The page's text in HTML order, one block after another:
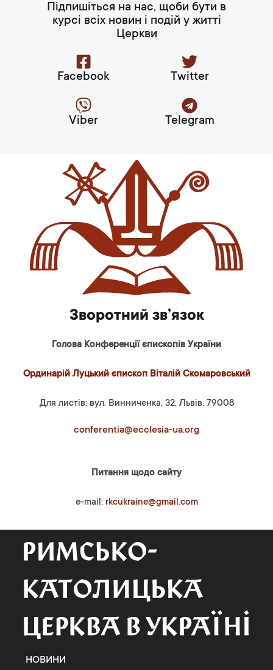
Підпишіться на нас, щоби бути в
курсі всіх новин і подій у житті
Церкви
Facebook Twitter
Viber Telegram
Зворотний зв’язок
Голова Конференції єпископів України
Ординарій Луцький єпископ Віталій Скомаровський
Для листів: вул. Винниченка, 32, Львів, 79008
conferentia@ecclesia-ua.org
Питання щодо сайту
e-mail: rkcukraine@gmail.com
НОВИНИ